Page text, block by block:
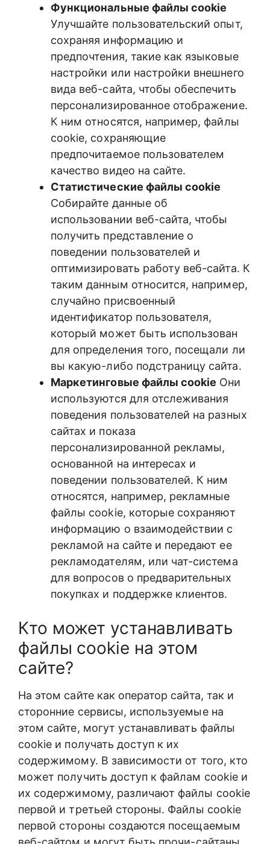
Функциональные файлы cookie
Улучшайте пользовательский опыт,
сохраняя информацию и
предпочтения, такие как языковые
настройки или настройки внешнего
вида веб-сайта, чтобы обеспечить
персонализированное отображение.
К ним относятся, например, файлы
cookie, сохраняющие
предпочитаемое пользователем
качество видео на сайте.
Статистические файлы cookie
Собирайте данные об
использовании веб-сайта, чтобы
получить представление о
поведении пользователей и
оптимизировать работу веб-сайта. К
таким данным относится, например,
случайно присвоенный
идентификатор пользователя,
который может быть использован
для определения того, посещали ли
вы какую-либо подстраницу сайта.
Маркетинговые файлы cookie Они
используются для отслеживания
поведения пользователей на разных
сайтах и показа
персонализированной рекламы,
основанной на интересах и
поведении пользователей. К ним
относятся, например, рекламные
файлы cookie, которые сохраняют
информацию о взаимодействии с
рекламой на сайте и передают ее
рекламодателям, или чат-система
для вопросов о предварительных
покупках и поддержке клиентов.
Кто может устанавливать
файлы cookie на этом
сайте?
На этом сайте как оператор сайта, так и
сторонние сервисы, используемые на
этом сайте, могут устанавливать файлы
cookie и получать доступ к их
содержимому. В зависимости от того, кто
может получить доступ к файлам cookie и
их содержимому, различают файлы cookie
первой и третьей стороны. Файлы cookie
первой стороны создаются посещаемым